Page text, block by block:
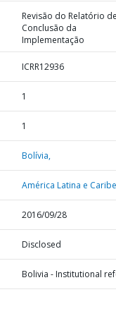
Revisão do Relatório de
Conclusão da
Implementação
ICRR12936
1
1
Bolívia,
América Latina e
2016/09/28
Disclosed
Bolivia - Institutional